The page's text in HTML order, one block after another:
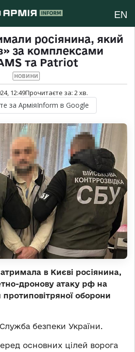
EN
росіянина, який
за комплексами
та Patriot
НОВИНИ
12:49Прочитаєте за: 2хв.
за АрміяInform в Google
в Києві росіянина,
дронову атаку рф на
оборони
Служба безпеки України.
основних цілей ворога